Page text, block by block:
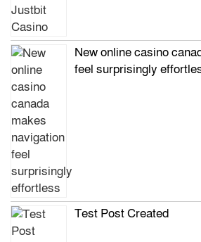
New online casino
feel surprisingly
Test Post Created